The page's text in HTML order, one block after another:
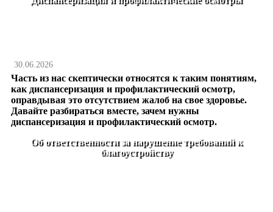
30.06.2026
Часть из нас скептически относятся к таким понятиям,
как диспансеризация и профилактический осмотр,
оправдывая это отсутствием жалоб на свое здоровье.
Давайте разбираться вместе, зачем нужны
диспансеризация и профилактический осмотр.
Об ответственности за нарушение требований к
благоустройству